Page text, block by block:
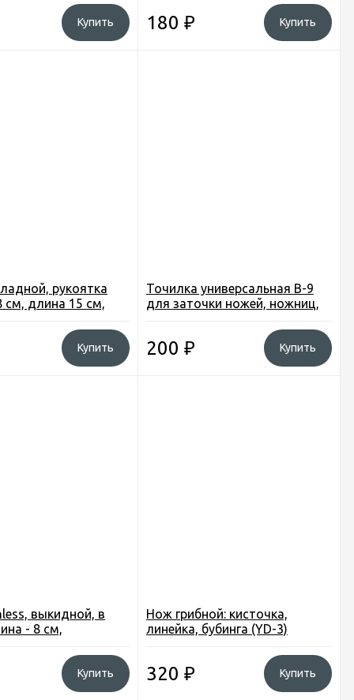
Купить 180 ₽ Купить
рукоятка
см, длина 15 см,
Купить
Точилка универсальная B-9
для заточки ножей, ножниц,
200 ₽ Купить
выкидной, в
- 8 см,
Купить
Нож грибной: кисточка,
линейка, бубинга (YD-3)
320 ₽ Купить